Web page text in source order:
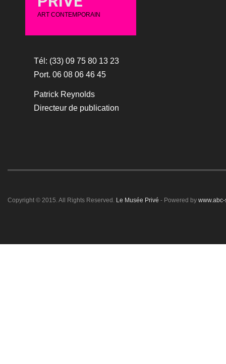
ART CONTEMPORAIN
Tél: (33) 09 75 80 13 23
Port. 06 08 06 46 45
Patrick Reynolds
Directeur de publication
Copyright © 2015. All Rights Reserved. Le Musée Privé - Powered by